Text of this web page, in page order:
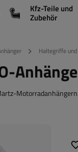
Kfz-Teile und
Zubehör
Haltegriffe